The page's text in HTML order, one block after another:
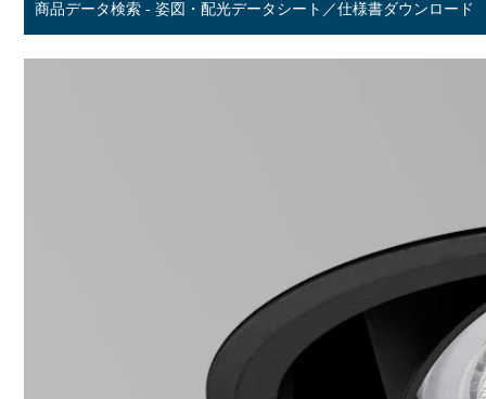
商品データ検索 - 姿図・配光データシート／仕様書ダウンロード